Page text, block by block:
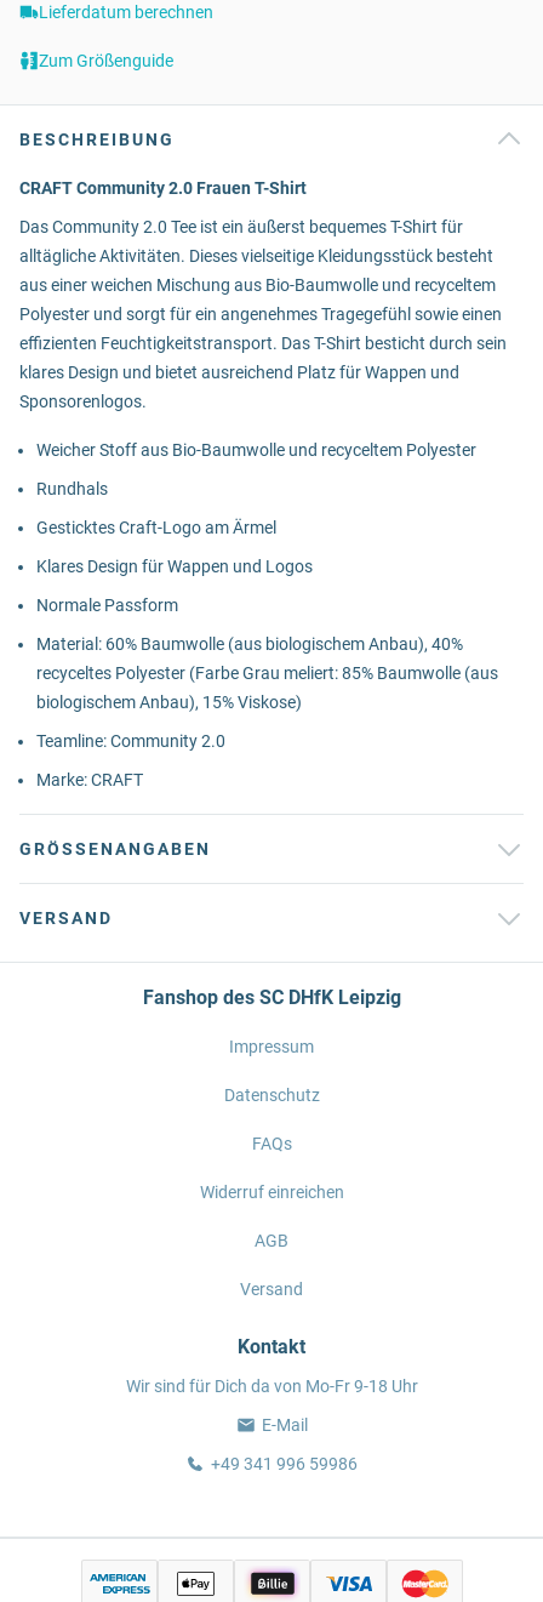
Lieferdatum berechnen
Zum Größenguide
BESCHREIBUNG
CRAFT Community 2.0 Frauen T-Shirt
Das Community 2.0 Tee ist ein äußerst bequemes T-Shirt für
alltägliche Aktivitäten. Dieses vielseitige Kleidungsstück besteht
aus einer weichen Mischung aus Bio-Baumwolle und recyceltem
Polyester und sorgt für ein angenehmes Tragegefühl sowie einen
effizienten Feuchtigkeitstransport. Das T-Shirt besticht durch sein
klares Design und bietet ausreichend Platz für Wappen und
Sponsorenlogos.
Weicher Stoff aus Bio-Baumwolle und recyceltem Polyester
Rundhals
Gesticktes Craft-Logo am Ärmel
Klares Design für Wappen und Logos
Normale Passform
Material: 60% Baumwolle (aus biologischem Anbau), 40%
recyceltes Polyester (Farbe Grau meliert: 85% Baumwolle (aus
biologischem Anbau), 15% Viskose)
Teamline: Community 2.0
Marke: CRAFT
GRÖSSENANGABEN
VERSAND
Fanshop des SC DHfK Leipzig
Impressum
Datenschutz
FAQs
Widerruf einreichen
AGB
Versand
Kontakt
Wir sind für Dich da von Mo-Fr 9-18 Uhr
E-Mail
+49 341 996 59986